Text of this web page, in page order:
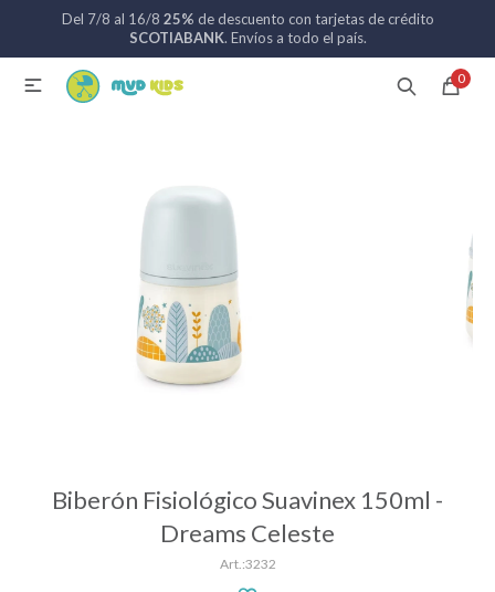
Del 7/8 al 16/8 25% de descuento con tarjetas de crédito
SCOTIABANK. Envíos a todo el país.
0

Biberón Fisiológico Suavinex 150ml -
Dreams Celeste
3232
MI CUENTA
Catálogo Nuevos ingresos
Alimentación